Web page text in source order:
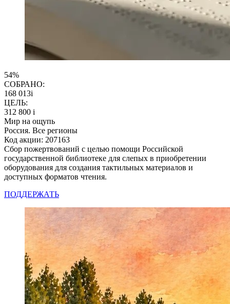
54%
СОБРАНО:
168 013i
ЦЕЛЬ:
312 800 i
Мир на ощупь
Россия. Все регионы
Код акции: 207163
Сбор пожертвований с целью помощи Российской
государственной библиотеке для слепых в приобретении
оборудования для создания тактильных материалов и
доступных форматов чтения.
ПОДДЕРЖАТЬ